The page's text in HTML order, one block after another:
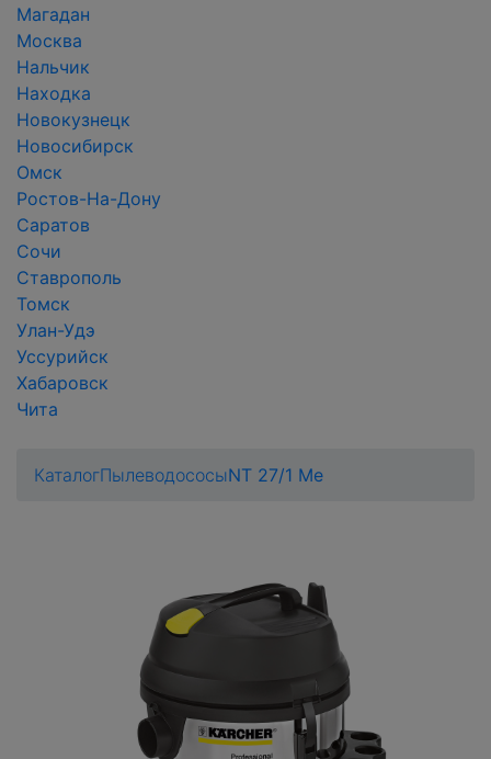
Магадан
Москва
Нальчик
Находка
Новокузнецк
Новосибирск
Омск
Ростов-На-Дону
Саратов
Сочи
Ставрополь
Томск
Улан-Удэ
Уссурийск
Хабаровск
Чита
КаталогПылеводососыNT 27/1 Me